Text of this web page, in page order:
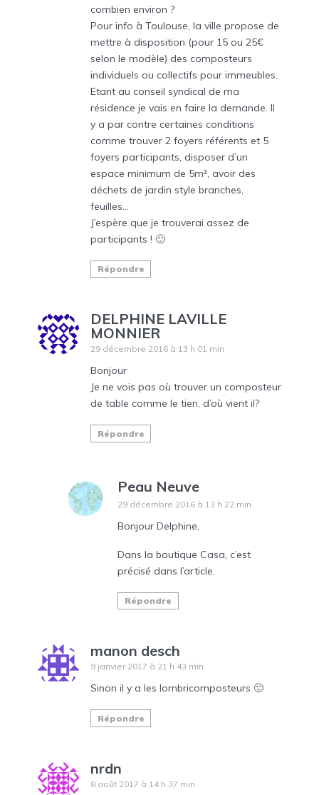
combien environ ?
Pour info à Toulouse, la ville propose de
mettre à disposition (pour 15 ou 25€
selon le modèle) des composteurs
individuels ou collectifs pour immeubles.
Etant au conseil syndical de ma
résidence je vais en faire la demande. Il
y a par contre certaines conditions
comme trouver 2 foyers référents et 5
foyers participants, disposer d’un
espace minimum de 5m², avoir des
déchets de jardin style branches,
feuilles…
J’espère que je trouverai assez de
participants ! 🙂
Répondre
DELPHINE LAVILLE
MONNIER
29 décembre 2016 à 13 h 01 min
Bonjour
Je ne vois pas où trouver un composteur
de table comme le tien, d’où vient il?
Répondre
Peau Neuve
29 décembre 2016 à 13 h 22 min
Bonjour Delphine,
Dans la boutique Casa, c’est
précisé dans l’article.
Répondre
manon desch
9 janvier 2017 à 21 h 43 min
Sinon il y a les lombricomposteurs 🙂
Répondre
nrdn
8 août 2017 à 14 h 37 min